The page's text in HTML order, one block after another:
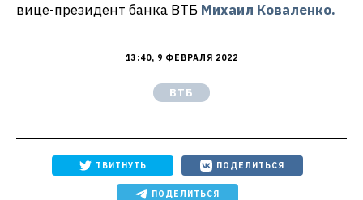
вице-президент банка ВТБ Михаил Коваленко.
13:40, 9 ФЕВРАЛЯ 2022
ВТБ
ТВИТНУТЬ ПОДЕЛИТЬСЯ
ПОДЕЛИТЬСЯ